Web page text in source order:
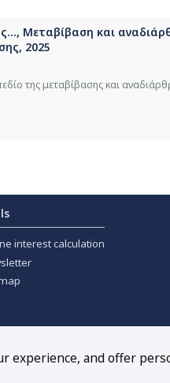
Μεταβίβαση και
2025
της μεταβίβασης και
interest calculation
and offer